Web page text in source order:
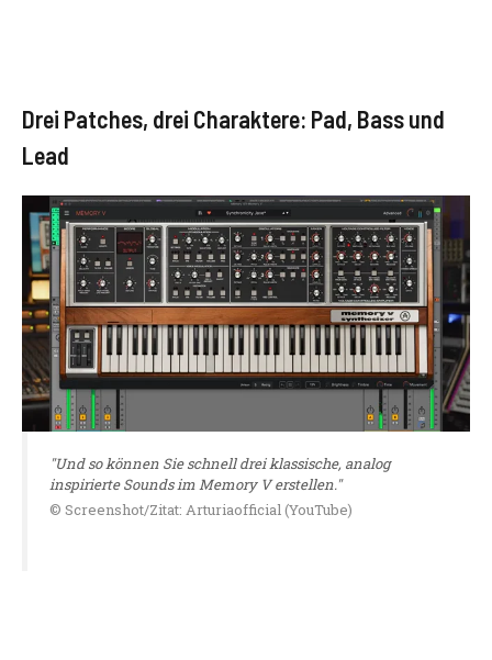
Drei Patches, drei Charaktere: Pad, Bass und
Lead
"Und so können Sie schnell drei klassische, analog
inspirierte Sounds im Memory V erstellen."
© Screenshot/Zitat: Arturiaofficial (YouTube)